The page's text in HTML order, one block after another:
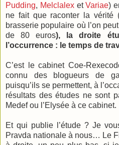
Pudding, MelclalexetVariae)
ne fait que raconter la vérité
brasserie populaire où l’on
de 80 euros), la droite
l’occurrence : le temps de
C’est le cabinet Coe-
connu des blogueurs de
puisqu’ils se permettent, à
résultats des études ne sont
Medef ou l’Elysée à ce cabinet.
Et qui publie l’étude ? Je
Pravda nationale à nous… Le